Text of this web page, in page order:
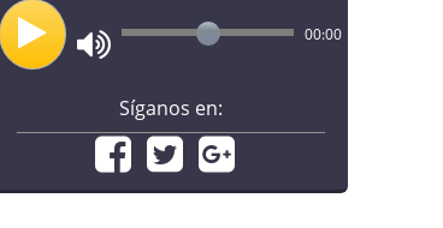
00:00
Síganos en: